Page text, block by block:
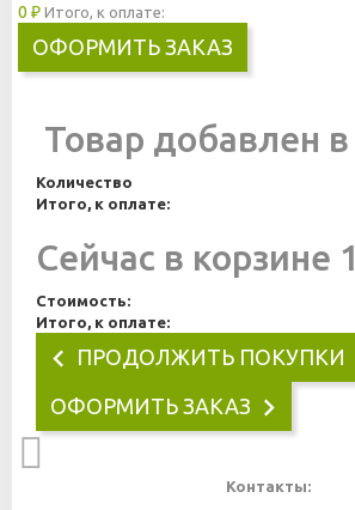
0 ₽ Итого, к оплате:
ОФОРМИТЬ ЗАКАЗ
Товар добавлен в
Количество
Итого, к оплате:
Сейчас в корзине
Стоимость:
Итого, к оплате:
ПРОДОЛЖИТЬ ПОКУПКИ
ОФОРМИТЬ ЗАКАЗ
Контакты: